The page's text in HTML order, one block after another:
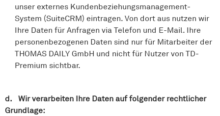
unser externes Kundenbeziehungsmanagement-
System (SuiteCRM) eintragen. Von dort aus nutzen wir
Ihre Daten für Anfragen via Telefon und E-Mail. Ihre
personenbezogenen Daten sind nur für Mitarbeiter der
THOMAS DAILY GmbH und nicht für Nutzer von TD-
Premium sichtbar.
d. Wir verarbeiten Ihre Daten auf folgender rechtlicher
Grundlage: